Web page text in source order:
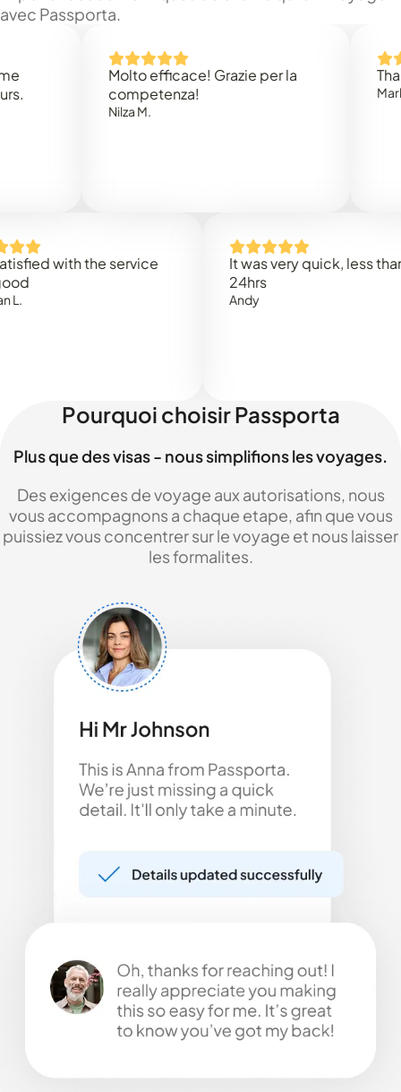
avec Passporta.
Molto efficace! Grazie per la
competenza!
Thank
Mark N.
with the service
It was very quick, less than
Pourquoi choisir Passporta
Plus que des visas - nous simplifions les voyages.
Des exigences de voyage aux autorisations, nous
vous accompagnons a chaque etape, afin que vous
puissiez vous concentrer sur le voyage et nous laisser
les formalites.